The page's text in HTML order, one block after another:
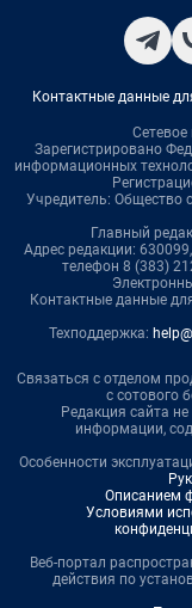
Контактные данные
Зарегистрировано
информационных
Учредитель: Общество
Главный
Адрес редакции:
телефон 8 (383)
Контактные данные
Техподдержка:
Связаться с отделом
с сотового
Редакция сайта не
информации,
Особенности
Описанием
Условиями
Веб-портал
действия по